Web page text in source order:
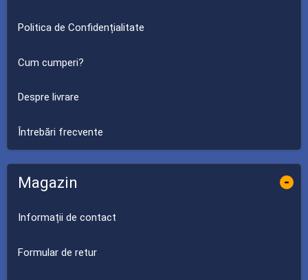
Politica de Confidențialitate
Cum cumperi?
Despre livrare
Întrebări frecvente
Magazin -
Informații de contact
Formular de retur